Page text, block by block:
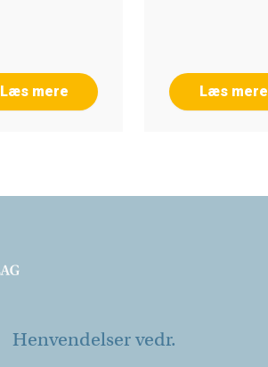
Læs mere Læs mere
Henvendelser vedr.